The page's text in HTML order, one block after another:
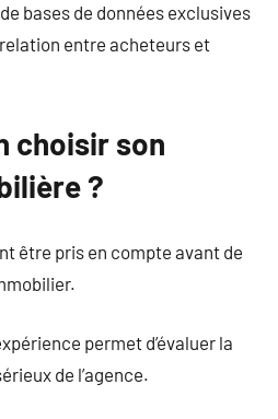
bases de données exclusives
entre acheteurs et
choisir son
?
être pris en compte avant de
permet d’évaluer la
de l’agence.